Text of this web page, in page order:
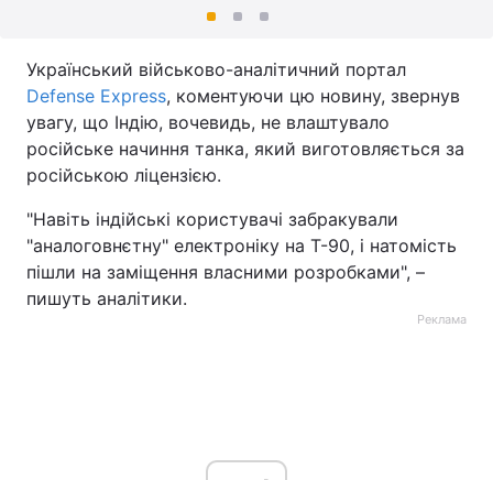
Український військово-аналітичний портал
Defense Express, коментуючи цю новину, звернув
увагу, що Індію, вочевидь, не влаштувало
російське начиння танка, який виготовляється за
російською ліцензією.
"Навіть індійські користувачі забракували
"аналоговнєтну" електроніку на Т-90, і натомість
пішли на заміщення власними розробками", –
пишуть аналітики.
Реклама